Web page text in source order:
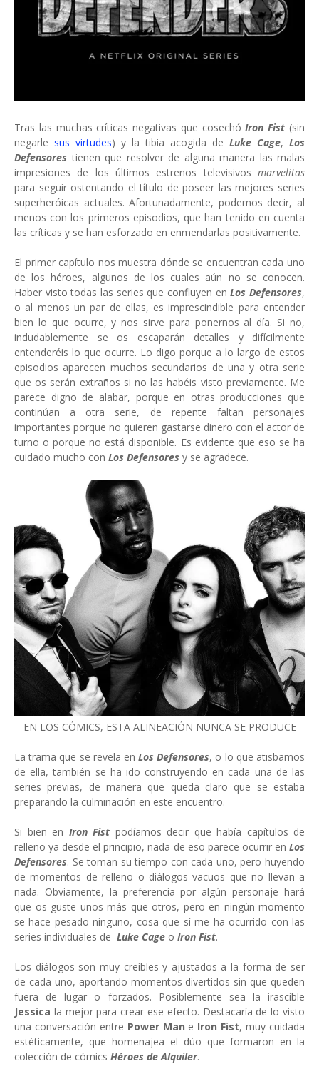
Tras las muchas críticas negativas que cosechó Iron Fist (sin
negarle sus virtudes) y la tibia acogida de Luke Cage, Los
Defensores tienen que resolver de alguna manera las malas
impresiones de los últimos estrenos televisivos marvelitas
para seguir ostentando el título de poseer las mejores series
superheróicas actuales. Afortunadamente, podemos decir, al
menos con los primeros episodios, que han tenido en cuenta
las críticas y se han esforzado en enmendarlas positivamente.
El primer capítulo nos muestra dónde se encuentran cada uno
de los héroes, algunos de los cuales aún no se conocen.
Haber visto todas las series que confluyen enLos Defensores,
o al menos un par de ellas, es imprescindible para entender
bien lo que ocurre, y nos sirve para ponernos al día. Si no,
indudablemente se os escaparán detalles y difícilmente
entenderéis lo que ocurre. Lo digo porque a lo largo de estos
episodios aparecen muchos secundarios de una y otra serie
que os serán extraños si no las habéis visto previamente. Me
parece digno de alabar, porque en otras producciones que
continúan a otra serie, de repente faltan personajes
importantes porque no quieren gastarse dinero con el actor de
turno o porque no está disponible. Es evidente que eso se ha
cuidado mucho con Los Defensores y se agradece.
EN LOS CÓMICS, ESTA ALINEACIÓN NUNCA SE PRODUCE
La trama que se revela enLos Defensores, o lo que atisbamos
de ella, también se ha ido construyendo en cada una de las
series previas, de manera que queda claro que se estaba
preparando la culminación en este encuentro.
Si bien en Iron Fist podíamos decir que había capítulos de
relleno ya desde el principio, nada de eso parece ocurrir en Los
Defensores. Se toman su tiempo con cada uno, pero huyendo
de momentos de relleno o diálogos vacuos que no llevan a
nada. Obviamente, la preferencia por algún personaje hará
que os guste unos más que otros, pero en ningún momento
se hace pesado ninguno, cosa que sí me ha ocurrido con las
series individuales de Luke Cage o Iron Fist.
Los diálogos son muy creíbles y ajustados a la forma de ser
de cada uno, aportando momentos divertidos sin que queden
fuera de lugar o forzados. Posiblemente sea la irascible
Jessica la mejor para crear ese efecto. Destacaría de lo visto
una conversación entre Power Man e Iron Fist, muy cuidada
estéticamente, que homenajea el dúo que formaron en la
colección de cómics Héroes de Alquiler.